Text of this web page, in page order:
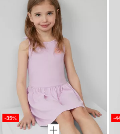
-35% -